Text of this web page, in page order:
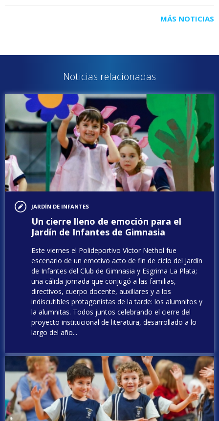
MÁS NOTICIAS
Noticias relacionadas
JARDÍN DE INFANTES
Un cierre lleno de emoción para el
Jardín de Infantes de Gimnasia
Este viernes el Polideportivo Víctor Nethol fue
escenario de un emotivo acto de fin de ciclo del Jardín
de Infantes del Club de Gimnasia y Esgrima La Plata;
una cálida jornada que conjugó a las familias,
directivos, cuerpo docente, auxiliares y a los
indiscutibles protagonistas de la tarde: los alumnitos y
la alumnitas. Todos juntos celebrando el cierre del
proyecto institucional de literatura, desarrollado a lo
largo del año...